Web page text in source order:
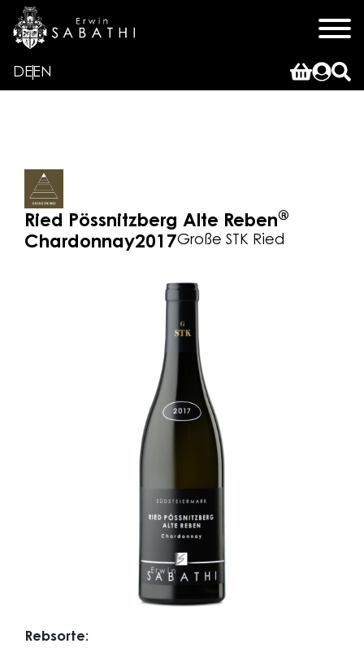
DEEN
Ried Pössnitzberg Alte Reben®
Chardonnay2017Große STK Ried
Rebsorte: